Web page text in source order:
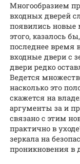
Многообразием
входных дверей
появились новые
этого, казалось
последнее время
входные двери с
двери редко
Ведется
насколько это
скажется на
аргументы за и
связано с этим
практично в
зеркала на
проникновения в